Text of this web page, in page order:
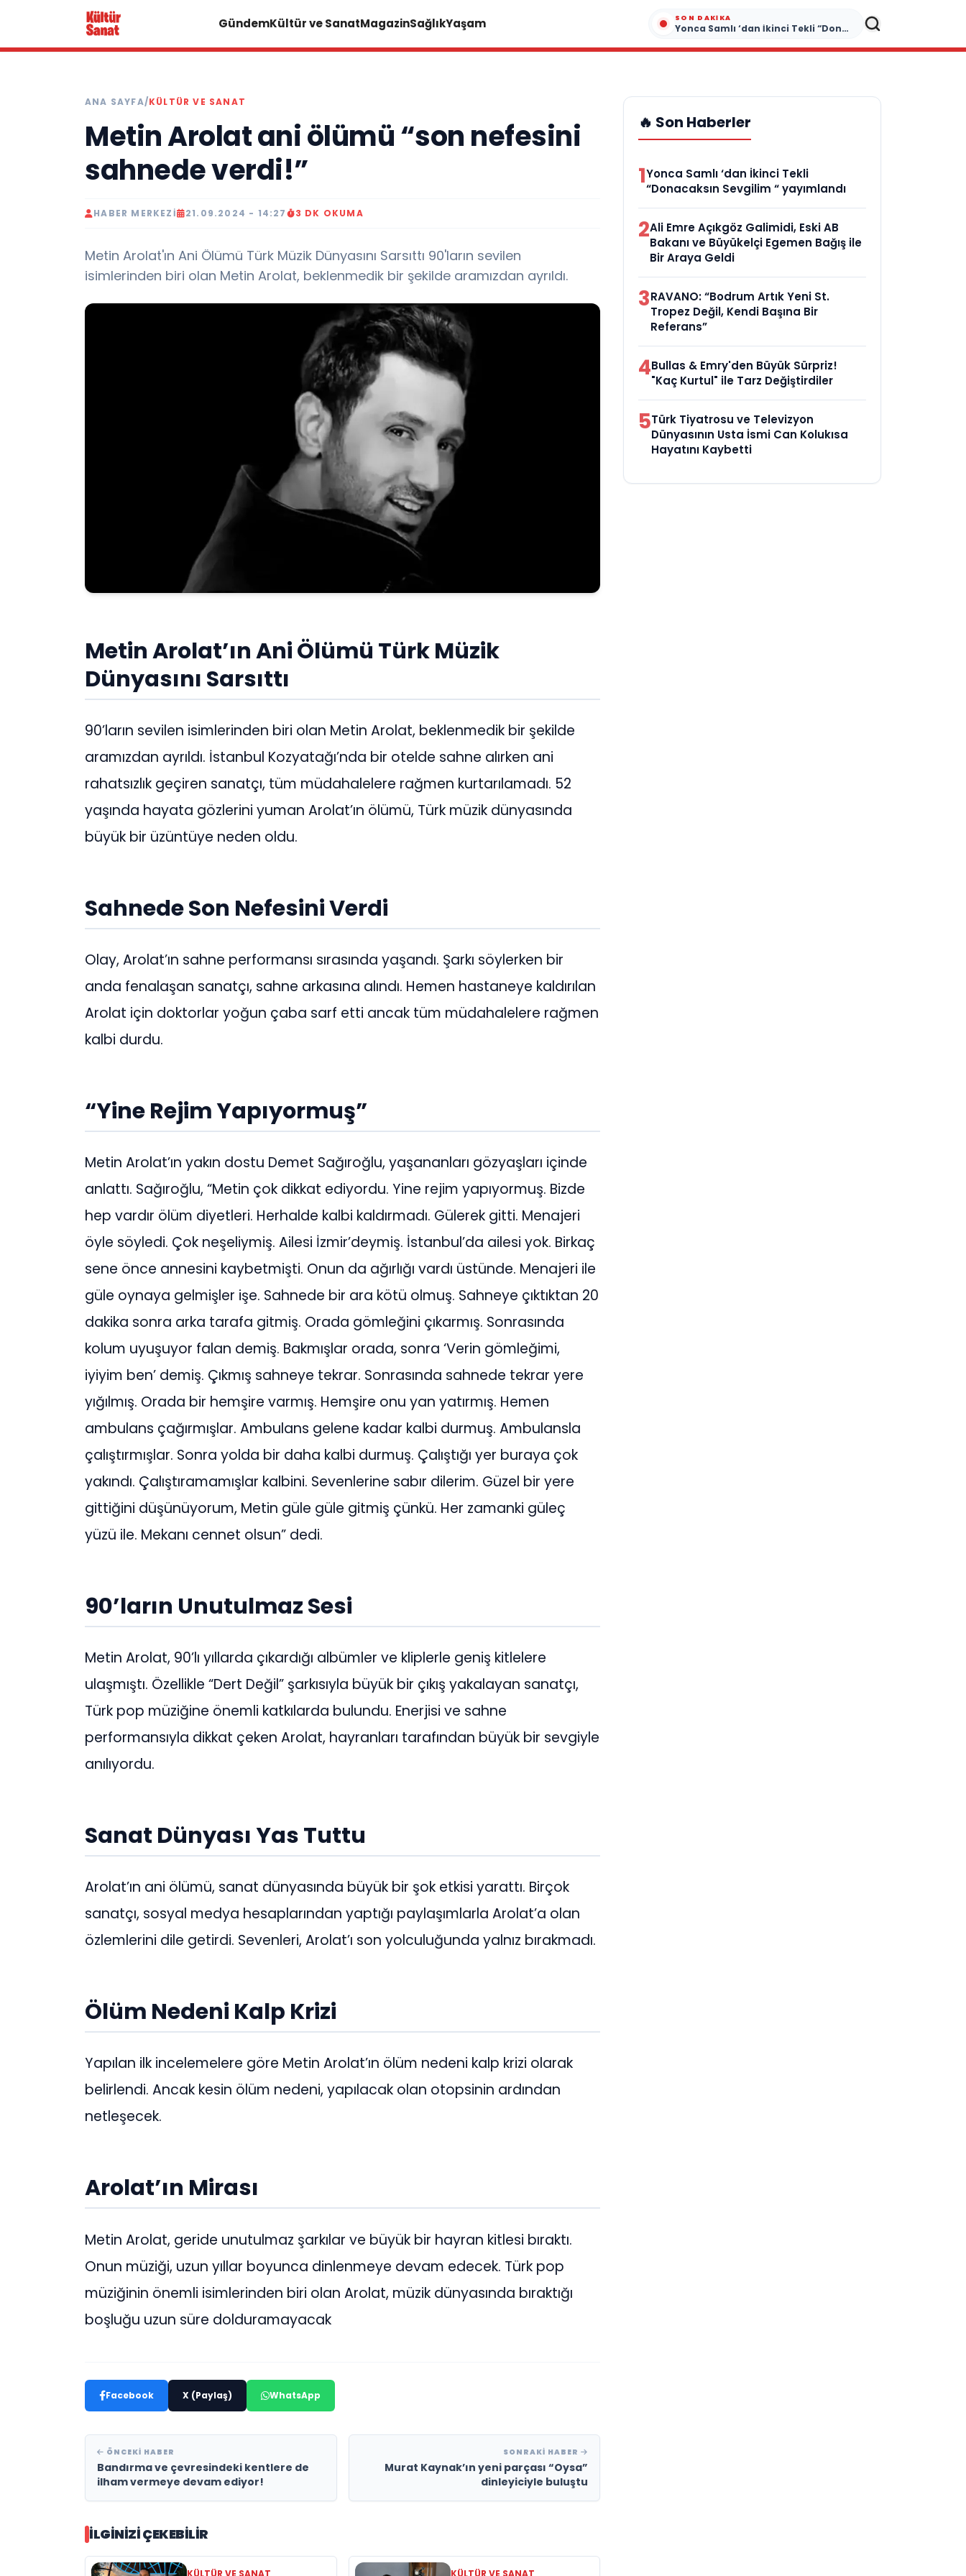
GündemKültür ve SanatMagazinSağlıkYaşam SON DAKIKA
Yonca Samlı ‘dan İkinci Tekli “Donacaksın Sevgilim “ yayımlandı
ANA SAYFA/KÜLTÜR VE SANAT
Metin Arolat ani ölümü “son nefesini
sahnede verdi!”
HABER MERKEZI 21.09.2024 - 14:27 3 DK OKUMA
Metin Arolat'ın Ani Ölümü Türk Müzik Dünyasını Sarsıttı 90'ların sevilen
isimlerinden biri olan Metin Arolat, beklenmedik bir şekilde aramızdan ayrıldı.
Metin Arolat’ın Ani Ölümü Türk Müzik
Dünyasını Sarsıttı
90’ların sevilen isimlerinden biri olan Metin Arolat, beklenmedik bir şekilde
aramızdan ayrıldı. İstanbul Kozyatağı’nda bir otelde sahne alırken ani
rahatsızlık geçiren sanatçı, tüm müdahalelere rağmen kurtarılamadı. 52
yaşında hayata gözlerini yuman Arolat’ın ölümü, Türk müzik dünyasında
büyük bir üzüntüye neden oldu.
Sahnede Son Nefesini Verdi
Olay, Arolat’ın sahne performansı sırasında yaşandı. Şarkı söylerken bir
anda fenalaşan sanatçı, sahne arkasına alındı. Hemen hastaneye kaldırılan
Arolat için doktorlar yoğun çaba sarf etti ancak tüm müdahalelere rağmen
kalbi durdu.
“Yine Rejim Yapıyormuş”
Metin Arolat’ın yakın dostu Demet Sağıroğlu, yaşananları gözyaşları içinde
anlattı. Sağıroğlu, “Metin çok dikkat ediyordu. Yine rejim yapıyormuş. Bizde
hep vardır ölüm diyetleri. Herhalde kalbi kaldırmadı. Gülerek gitti. Menajeri
öyle söyledi. Çok neşeliymiş. Ailesi İzmir’deymiş. İstanbul’da ailesi yok. Birkaç
sene önce annesini kaybetmişti. Onun da ağırlığı vardı üstünde. Menajeri ile
güle oynaya gelmişler işe. Sahnede bir ara kötü olmuş. Sahneye çıktıktan 20
dakika sonra arka tarafa gitmiş. Orada gömleğini çıkarmış. Sonrasında
kolum uyuşuyor falan demiş. Bakmışlar orada, sonra ‘Verin gömleğimi,
iyiyim ben’ demiş. Çıkmış sahneye tekrar. Sonrasında sahnede tekrar yere
yığılmış. Orada bir hemşire varmış. Hemşire onu yan yatırmış. Hemen
ambulans çağırmışlar. Ambulans gelene kadar kalbi durmuş. Ambulansla
çalıştırmışlar. Sonra yolda bir daha kalbi durmuş. Çalıştığı yer buraya çok
yakındı. Çalıştıramamışlar kalbini. Sevenlerine sabır dilerim. Güzel bir yere
gittiğini düşünüyorum, Metin güle güle gitmiş çünkü. Her zamanki güleç
yüzü ile. Mekanı cennet olsun” dedi.
90’ların Unutulmaz Sesi
Metin Arolat, 90’lı yıllarda çıkardığı albümler ve kliplerle geniş kitlelere
ulaşmıştı. Özellikle “Dert Değil” şarkısıyla büyük bir çıkış yakalayan sanatçı,
Türk pop müziğine önemli katkılarda bulundu. Enerjisi ve sahne
performansıyla dikkat çeken Arolat, hayranları tarafından büyük bir sevgiyle
anılıyordu.
Sanat Dünyası Yas Tuttu
Arolat’ın ani ölümü, sanat dünyasında büyük bir şok etkisi yarattı. Birçok
sanatçı, sosyal medya hesaplarından yaptığı paylaşımlarla Arolat’a olan
özlemlerini dile getirdi. Sevenleri, Arolat’ı son yolculuğunda yalnız bırakmadı.
Ölüm Nedeni Kalp Krizi
Yapılan ilk incelemelere göre Metin Arolat’ın ölüm nedeni kalp krizi olarak
belirlendi. Ancak kesin ölüm nedeni, yapılacak olan otopsinin ardından
netleşecek.
Arolat’ın Mirası
Metin Arolat, geride unutulmaz şarkılar ve büyük bir hayran kitlesi bıraktı.
Onun müziği, uzun yıllar boyunca dinlenmeye devam edecek. Türk pop
müziğinin önemli isimlerinden biri olan Arolat, müzik dünyasında bıraktığı
boşluğu uzun süre dolduramayacak
Facebook X (Paylaş) WhatsApp
ÖNCEKI HABER
Bandırma ve çevresindeki kentlere de
ilham vermeye devam ediyor!
SONRAKI HABER
Murat Kaynak’ın yeni parçası “Oysa”
dinleyiciyle buluştu
İLGINIZI ÇEKEBILIR
KÜLTÜR VE SANAT KÜLTÜR VE SANAT
🔥 Son Haberler
1Yonca Samlı ‘dan İkinci Tekli
“Donacaksın Sevgilim “ yayımlandı
2Ali Emre Açıkgöz Galimidi, Eski AB
Bakanı ve Büyükelçi Egemen Bağış ile
Bir Araya Geldi
3RAVANO: “Bodrum Artık Yeni St.
Tropez Değil, Kendi Başına Bir
Referans”
4Bullas & Emry'den Büyük Sürpriz!
"Kaç Kurtul" ile Tarz Değiştirdiler
5Türk Tiyatrosu ve Televizyon
Dünyasının Usta İsmi Can Kolukısa
Hayatını Kaybetti